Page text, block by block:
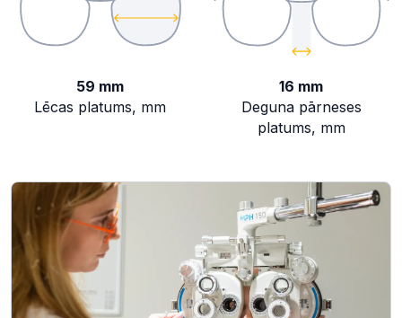
59 mm
Lēcas platums, mm
16 mm
Deguna pārneses
platums, mm